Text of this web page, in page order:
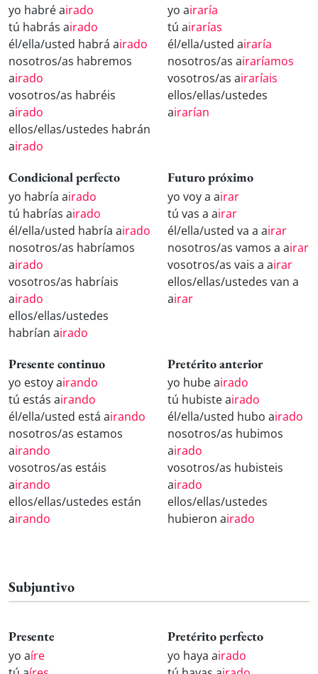
yo habré airado
tú habrás airado
él/ella/usted habrá airado
nosotros/as habremos
airado
vosotros/as habréis
airado
ellos/ellas/ustedes habrán
airado
yo airaría
tú airarías
él/ella/usted airaría
nosotros/as airaríamos
vosotros/as airaríais
ellos/ellas/ustedes
airarían
Condicional perfecto
yo habría airado
tú habrías airado
él/ella/usted habría airado
nosotros/as habríamos
airado
vosotros/as habríais
airado
ellos/ellas/ustedes
habrían airado
Futuro próximo
yo voy a airar
tú vas a airar
él/ella/usted va a airar
nosotros/as vamos a airar
vosotros/as vais a airar
ellos/ellas/ustedes van a
airar
Presente continuo
yo estoy airando
tú estás airando
él/ella/usted está airando
nosotros/as estamos
airando
vosotros/as estáis
airando
ellos/ellas/ustedes están
airando
Pretérito anterior
yo hube airado
tú hubiste airado
él/ella/usted hubo airado
nosotros/as hubimos
airado
vosotros/as hubisteis
airado
ellos/ellas/ustedes
hubieron airado
Subjuntivo
Presente
yo aíre
Pretérito perfecto
yo haya airado